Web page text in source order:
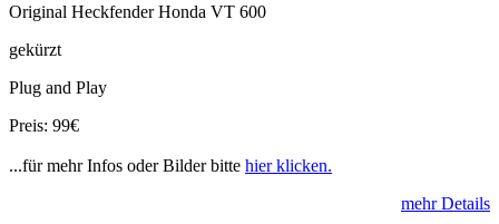
Original Heckfender Honda VT 600
gekürzt
Plug and Play
Preis: 99€
...für mehr Infos oder Bilder bitte hier klicken.
mehr Details